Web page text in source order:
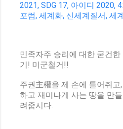
2021, SDG 17, 아이디 2020,
포럼, 세계화, 신세계질서, 세
민족자주 승리에 대한 굳건
기! 미군철거!!
주권主權을 제 손에 틀어쥐
하고 재미나게 사는 땅을 만
려줍시다.